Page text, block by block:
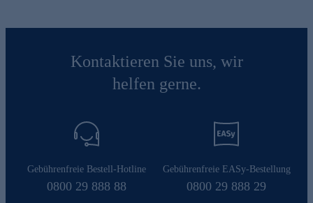
Kontaktieren Sie uns, wir
helfen gerne.
Gebührenfreie Bestell-Hotline
0800 29 888 88
Gebührenfreie EASy-Bestellung
0800 29 888 29